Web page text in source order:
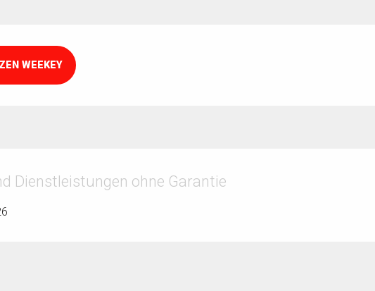
WEEKEY
Dienstleistungen ohne Garantie